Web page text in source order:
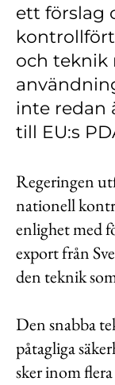
In
ett förslag
och teknik
inte redan
till EU:s
Regeringen
nationell
enlighet med
export från
den teknik
Den snabba
påtagliga
sker inom